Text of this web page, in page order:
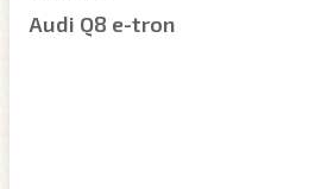
Audi Q8 e-tron